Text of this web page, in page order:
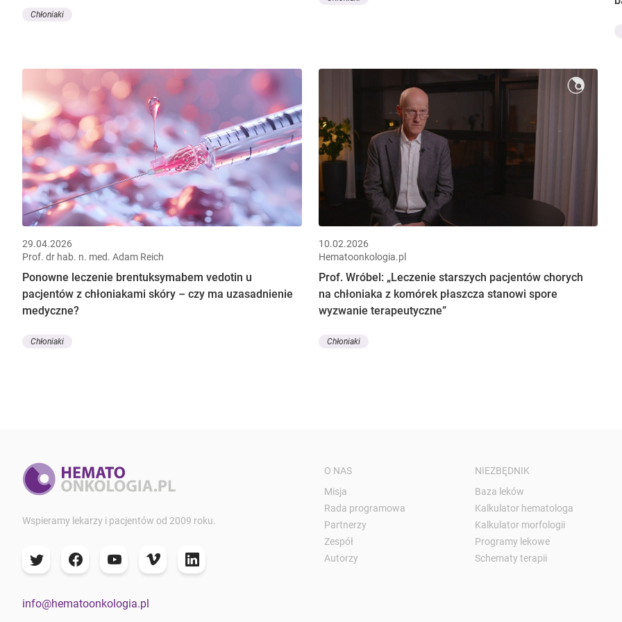
Chłoniaki
29.04.2026
Prof. dr hab. n. med. Adam Reich
Ponowne leczenie brentuksymabem vedotin u
pacjentów z chłoniakami skóry – czy ma uzasadnienie
medyczne?
Chłoniaki
10.02.2026
Hematoonkologia.pl
Prof. Wróbel: „Leczenie starszych pacjentów chorych
na chłoniaka z komórek płaszcza stanowi spore
wyzwanie terapeutyczne”
Chłoniaki
Wspieramy lekarzy i pacjentów od 2009 roku.
info@hematoonkologia.pl
O NAS
Misja
Rada programowa
Partnerzy
Zespół
Autorzy
NIEZBĘDNIK
Baza leków
Kalkulator hematologa
Kalkulator morfologii
Programy lekowe
Schematy terapii